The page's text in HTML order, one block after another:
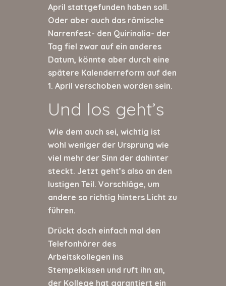
April stattgefunden haben soll.
Oder aber auch das römische
Narrenfest- den Quirinalia- der
Tag fiel zwar auf ein anderes
Datum, könnte aber durch eine
spätere Kalenderreform auf den
1. April verschoben worden sein.
Und los geht’s
Wie dem auch sei, wichtig ist
wohl weniger der Ursprung wie
viel mehr der Sinn der dahinter
steckt. Jetzt geht’s also an den
lustigen Teil. Vorschläge, um
andere so richtig hinters Licht zu
führen.
Drückt doch einfach mal den
Telefonhörer des
Arbeitskollegen ins
Stempelkissen und ruft ihn an,
der Kollege hat garantiert ein